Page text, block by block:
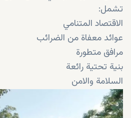
تشمل:
الاقتصاد المتنامي
عوائد معفاة من الضرائب
مرافق متطورة
بنية تحتية رائعة
السلامة والامن
منازل أنيقة
خطط التقسيط السهلة